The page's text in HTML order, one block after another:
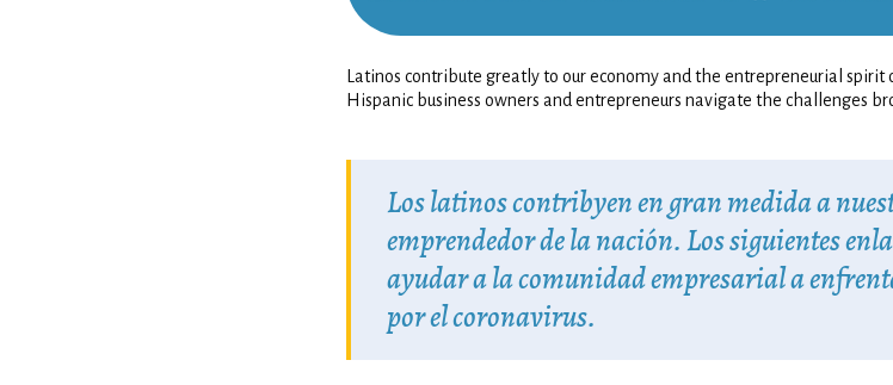
Latinos contribute greatly to our economy and the entrepreneurial
Hispanic business owners and entrepreneurs navigate the challenges
Los latinos contribyen en gran medida a
emprendedor de la nación. Los siguientes
ayudar a la comunidad empresarial a
por el coronavirus.